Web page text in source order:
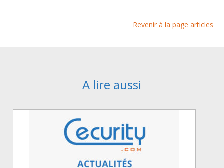
Revenir à la page articles
A lire aussi